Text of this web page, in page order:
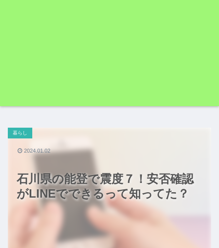
石川県の能登で震度７！安否確認
がLINEでできるって知ってた？
暮らし
2024.01.02